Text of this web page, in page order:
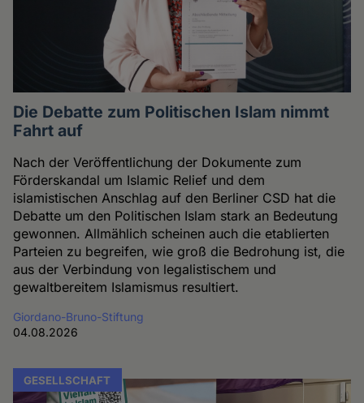
Die Debatte zum Politischen Islam nimmt
Fahrt auf
Nach der Veröffentlichung der Dokumente zum
Förderskandal um Islamic Relief und dem
islamistischen Anschlag auf den Berliner CSD hat die
Debatte um den Politischen Islam stark an Bedeutung
gewonnen. Allmählich scheinen auch die etablierten
Parteien zu begreifen, wie groß die Bedrohung ist, die
aus der Verbindung von legalistischem und
gewaltbereitem Islamismus resultiert.
Giordano-Bruno-Stiftung
04.08.2026
GESELLSCHAFT